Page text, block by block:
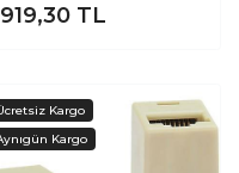
Paket)
919,30 TL